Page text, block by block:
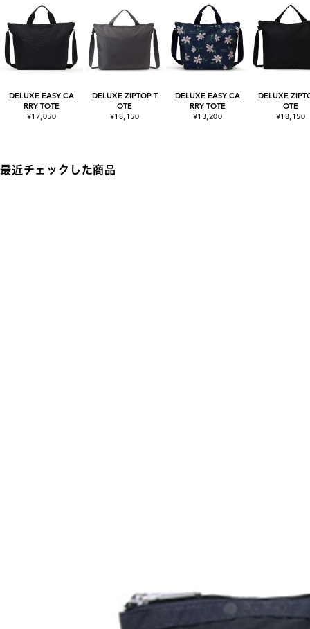
DELUXE EASY CA
RRY TOTE
¥17,050
DELUXE ZIPTOP T
OTE
¥18,150
DELUXE EASY CA
RRY TOTE
¥13,200
DELUXE
OTE
¥18,150
最近チェックした商品